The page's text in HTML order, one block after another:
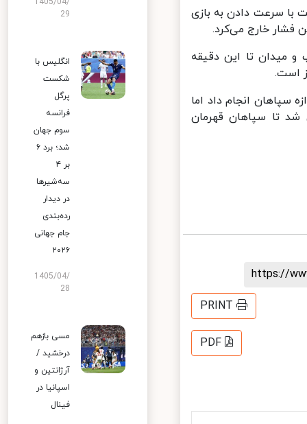
سرعت دادن به بازی
فشار خارج می‌کرد.
توپ و میدان تا این دقیقه
است.
سپاهان انجام داد اما
تا سپاهان قهرمان
https://
PRINT
PDF
29
انگلیس با
شکست
پرگل
فرانسه
سوم جهان
شد؛ برد ۶
بر ۴
سه‌شیرها
در دیدار
رده‌بندی
جام جهانی
۲۰۲۶
1405/04/
28
مسی بازهم
درخشید /
آرژانتین و
اسپانیا در
فینال